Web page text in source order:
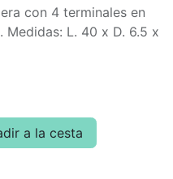
con 4 terminales en
L. 40 x D. 6.5 x
a la cesta